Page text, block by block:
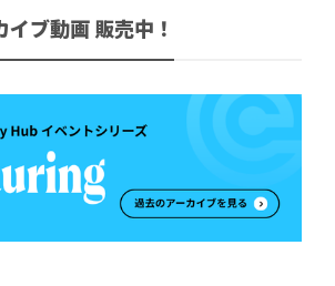
イブ動画 販売中！